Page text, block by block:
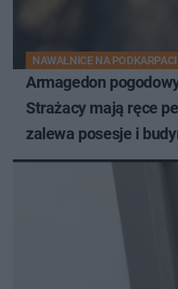
NAWAŁNICE NA
Armagedon
Strażacy mają ręce
zalewa posesje i